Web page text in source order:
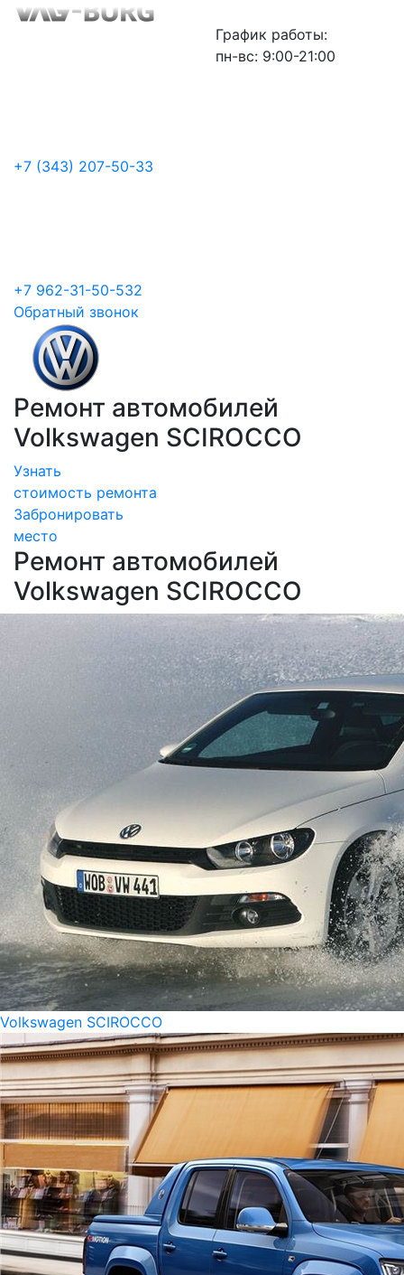
+7 (343) 207-50-33
+7 962-31-50-532
График работы:
пн-вс: 9:00-21:00
Обратный звонок
Ремонт автомобилей
Volkswagen SCIROCCO
Узнать
стоимость ремонта
Забронировать
место
Ремонт автомобилей
Volkswagen SCIROCCO
Volkswagen SCIROCCO